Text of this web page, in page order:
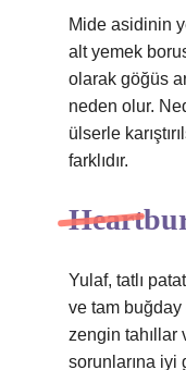
Mide asidinin
alt yemek
olarak göğüs
neden olur.
ülserle
farklıdır.
Yulaf, tatlı
ve tam buğday
zengin tahıllar
sorunlarına iyi